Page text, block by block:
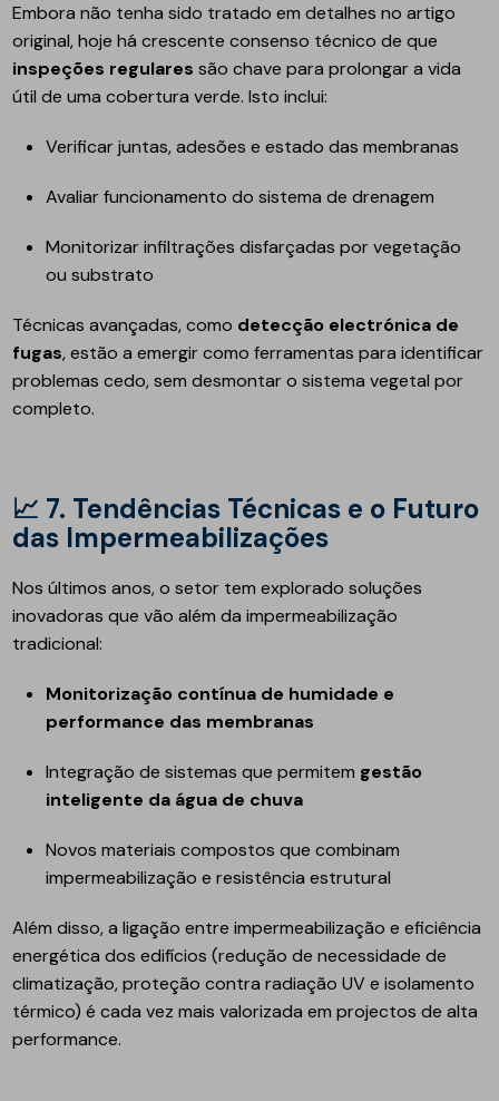
Embora não tenha sido tratado em detalhes no artigo
original, hoje há crescente consenso técnico de que
inspeções regulares são chave para prolongar a vida
útil de uma cobertura verde. Isto inclui:
Verificar juntas, adesões e estado das membranas
Avaliar funcionamento do sistema de drenagem
Monitorizar infiltrações disfarçadas por vegetação
ou substrato
Técnicas avançadas, como detecção electrónica de
fugas, estão a emergir como ferramentas para identificar
problemas cedo, sem desmontar o sistema vegetal por
completo.
7. Tendências Técnicas e o Futuro
das Impermeabilizações
Nos últimos anos, o setor tem explorado soluções
inovadoras que vão além da impermeabilização
tradicional:
Monitorização contínua de humidade e
performance das membranas
Integração de sistemas que permitem gestão
inteligente da água de chuva
Novos materiais compostos que combinam
impermeabilização e resistência estrutural
Além disso, a ligação entre impermeabilização e eficiência
energética dos edifícios (redução de necessidade de
climatização, proteção contra radiação UV e isolamento
térmico) é cada vez mais valorizada em projectos de alta
performance.